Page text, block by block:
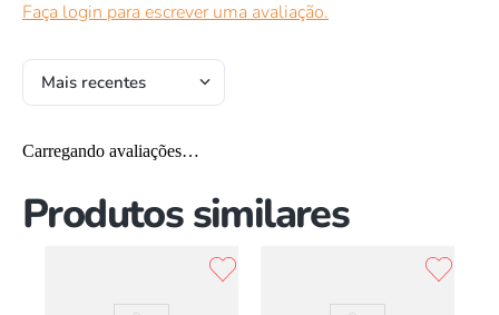
Faça login para escrever uma avaliação.
Mais recentes
Carregando avaliações…
Produtos similares